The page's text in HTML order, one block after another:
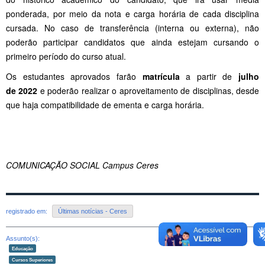
ponderada, por meio da nota e carga horária de cada disciplina
cursada. No caso de transferência (interna ou externa), não
poderão participar candidatos que ainda estejam cursando o
primeiro período do curso atual.
Os estudantes aprovados farão matrículaa partir de julho
de 2022 e poderão realizar o aproveitamento de disciplinas, desde
que haja compatibilidade de ementa e carga horária.
COMUNICAÇÃO SOCIAL Campus Ceres
registrado em: Últimas notícias - Ceres
Assunto(s):
Educação
Cursos Superiores